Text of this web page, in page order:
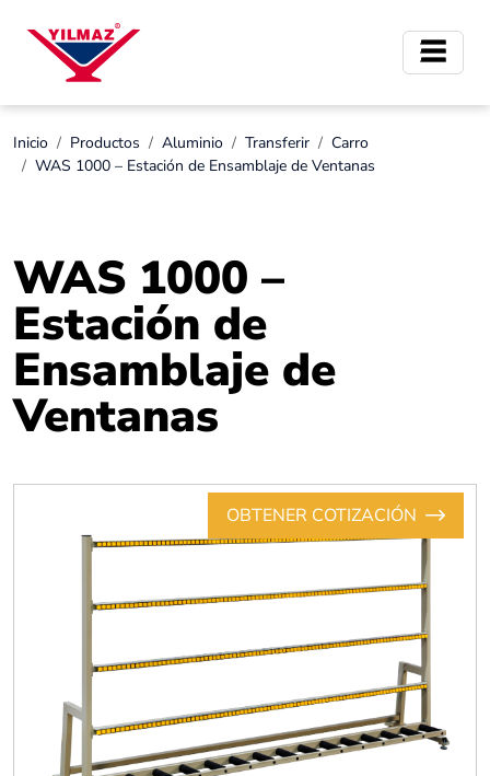
Inicio Productos Aluminio Transferir
Carro
WAS 1000 – Estación de Ensamblaje de Ventanas
WAS 1000 –
Estación de
Ensamblaje de
Ventanas
OBTENER COTIZACIÓN